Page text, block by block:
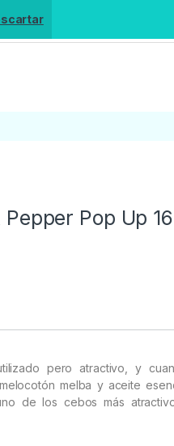
Pop Up
pero atractivo, y
melba y aceite
de los cebos más